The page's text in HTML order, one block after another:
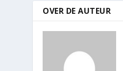
OVER DE AUTEUR